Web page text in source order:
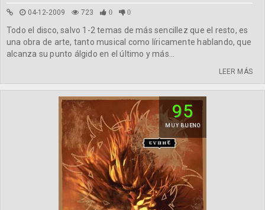
04-12-2009 723 0 0
Todo el disco, salvo 1-2 temas de más sencillez que el resto, es
una obra de arte, tanto musical como líricamente hablando, que
alcanza su punto álgido en el último y más...
LEER MÁS
95
MUY BUENO